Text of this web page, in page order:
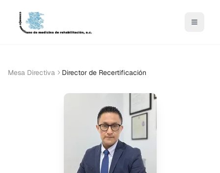
Abrir
Mesa Directiva Director de Recertificación